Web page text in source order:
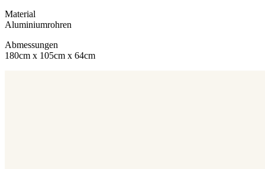
Material
Aluminiumrohren
Abmessungen
180cm x 105cm x 64cm